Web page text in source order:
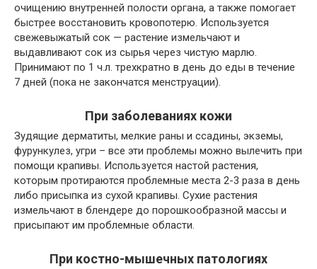
очищению внутренней полости органа, а также помогает
быстрее восстановить кровопотерю. Используется
свежевыжатый сок — растение измельчают и
выдавливают сок из сырья через чистую марлю.
Принимают по 1 ч.л. трехкратно в день до еды в течение
7 дней (пока не закончатся менструации).
При заболеваниях кожи
Зудящие дерматиты, мелкие раны и ссадины, экземы,
фурункулез, угри – все эти проблемы можно вылечить при
помощи крапивы. Используется настой растения,
которым протираются проблемные места 2-3 раза в день
либо присыпка из сухой крапивы. Сухие растения
измельчают в блендере до порошкообразной массы и
присыпают им проблемные области.
При костно-мышечных патологиях